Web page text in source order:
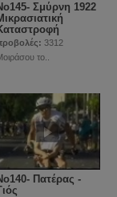
Σμύρνη 1922
3312
το..
Πατέρας -